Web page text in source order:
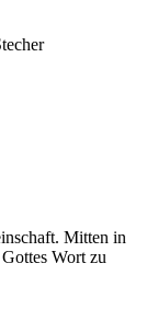
Mitten in
Wort zu